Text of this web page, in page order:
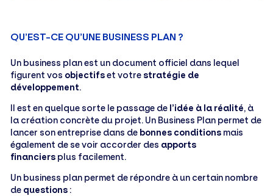
QU’EST-CE QU’UNE BUSINESS PLAN ?
Un business plan est un document officiel dans lequel
figurent vos objectifset votre stratégie de
développement.
Il est en quelque sorte le passage de l’idée à la réalité, à
la création concrète du projet. Un Business Plan permet de
lancer son entreprise dans de bonnes conditions mais
également de se voir accorder des apports
financiers plus facilement.
Un business plan permet de répondre à un certain nombre
de questions :